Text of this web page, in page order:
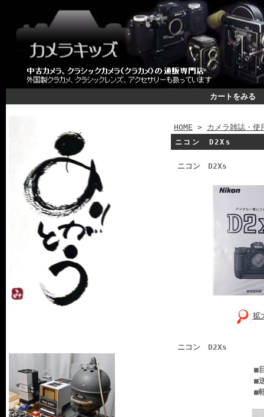
カートをみる
HOME > カメラ雑誌・使
ニコン D2Xs
ニコン D2Xs
拡
ニコン D2Xs
■目立つ書き込
■送料無料：ヤマ
■軽い